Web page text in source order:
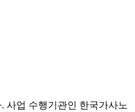
사업 수행기관인 한국가사노